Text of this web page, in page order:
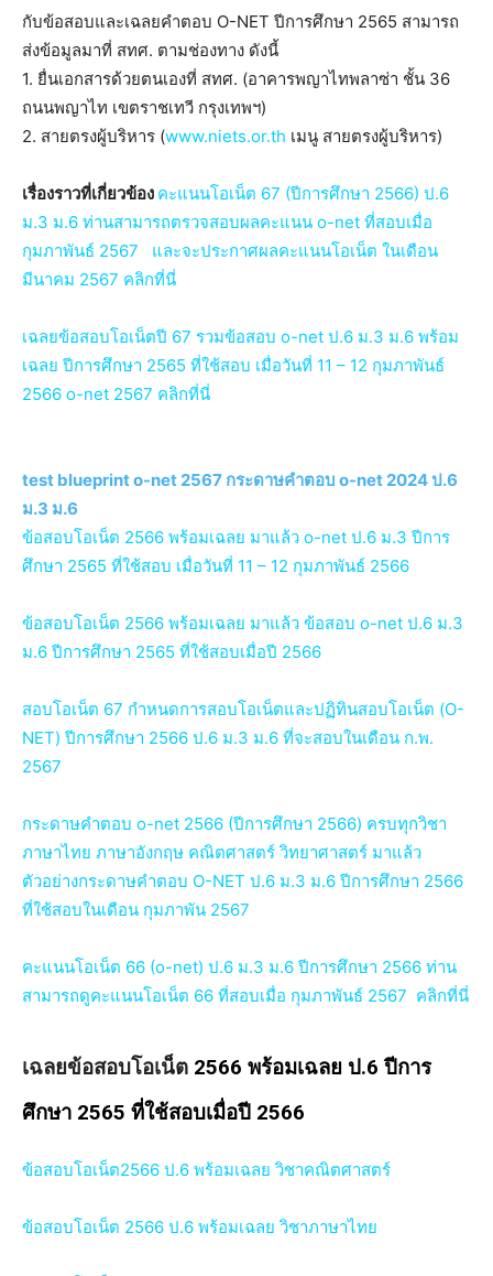
กับข้อสอบและเฉลยคำตอบ O-NET ปีการศึกษา 2565 สามารถ
ส่งข้อมูลมาที่ สทศ. ตามช่องทาง ดังนี้
1. ยื่นเอกสารด้วยตนเองที่ สทศ. (อาคารพญาไทพลาซ่า ชั้น 36
ถนนพญาไท เขตราชเทวี กรุงเทพฯ)
2. สายตรงผู้บริหาร (www.niets.or.th เมนู สายตรงผู้บริหาร)
เรื่องราวที่เกี่ยวข้อง คะแนนโอเน็ต 67 (ปีการศึกษา 2566) ป.6
ม.3 ม.6 ท่านสามารถตรวจสอบผลคะแนน o-net ที่สอบเมื่อ
กุมภาพันธ์ 2567 และจะประกาศผลคะแนนโอเน็ต ในเดือน
มีนาคม 2567 คลิกที่นี่
เฉลยข้อสอบโอเน็ตปี 67 รวมข้อสอบ o-net ป.6 ม.3 ม.6 พร้อม
เฉลย ปีการศึกษา 2565 ที่ใช้สอบ เมื่อวันที่ 11 – 12 กุมภาพันธ์
2566 o-net 2567 คลิกที่นี่
test blueprint o-net 2567 กระดาษคําตอบ o-net 2024 ป.6
ม.3 ม.6
ข้อสอบโอเน็ต 2566 พร้อมเฉลย มาแล้ว o-net ป.6 ม.3 ปีการ
ศึกษา 2565 ที่ใช้สอบ เมื่อวันที่ 11 – 12 กุมภาพันธ์ 2566
ข้อสอบโอเน็ต 2566 พร้อมเฉลย มาแล้ว ข้อสอบ o-net ป.6 ม.3
ม.6 ปีการศึกษา 2565 ที่ใช้สอบเมื่อปี 2566
สอบโอเน็ต 67 กำหนดการสอบโอเน็ตและปฏิทินสอบโอเน็ต (O-
NET) ปีการศึกษา 2566 ป.6 ม.3 ม.6 ที่จะสอบในเดือน ก.พ.
2567
กระดาษคําตอบ o-net 2566 (ปีการศึกษา 2566) ครบทุกวิชา
ภาษาไทย ภาษาอังกฤษ คณิตศาสตร์ วิทยาศาสตร์ มาแล้ว
ตัวอย่างกระดาษคำตอบ O-NET ป.6 ม.3 ม.6 ปีการศึกษา 2566
ที่ใช้สอบในเดือน กุมภาพัน 2567
คะแนนโอเน็ต 66 (o-net) ป.6 ม.3 ม.6 ปีการศึกษา 2566 ท่าน
สามารถดูคะแนนโอเน็ต 66 ที่สอบเมื่อ กุมภาพันธ์ 2567 คลิกที่นี่
เฉลยข้อสอบโอเน็ต 2566 พร้อมเฉลย ป.6 ปีการ
ศึกษา 2565 ที่ใช้สอบเมื่อปี 2566
ข้อสอบโอเน็ต2566 ป.6 พร้อมเฉลย วิชาคณิตศาสตร์
ข้อสอบโอเน็ต 2566 ป.6 พร้อมเฉลย วิชาภาษาไทย